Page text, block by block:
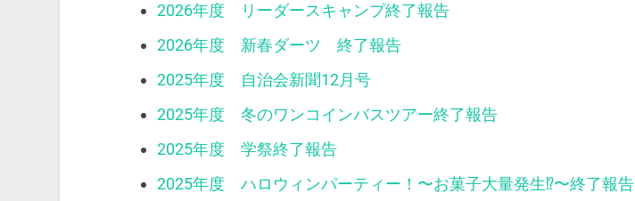
2026年度 リーダースキャンプ終了報告
2026年度 新春ダーツ 終了報告
2025年度 自治会新聞12月号
2025年度 冬のワンコインバスツアー終了報告
2025年度 学祭終了報告
2025年度 ハロウィンパーティー！〜お菓子大量発生⁉︎〜終了報告